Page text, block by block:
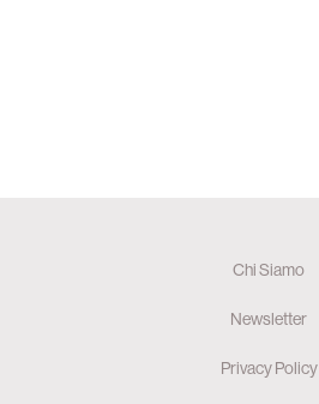
Chi Siamo
Newsletter
Privacy Policy